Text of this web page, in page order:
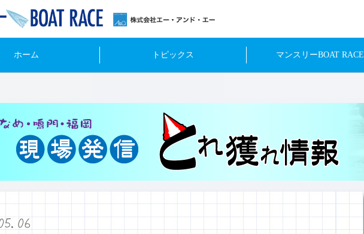
ホーム トピックス マンスリーBOAT RACE